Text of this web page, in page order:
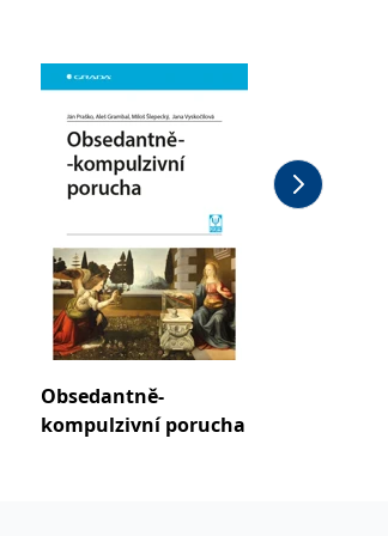
Obsedantně-
kompulzivní porucha